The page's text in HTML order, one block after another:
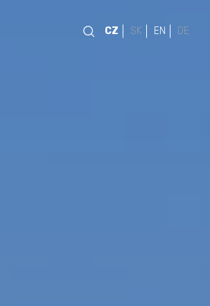
CZ SK EN DE